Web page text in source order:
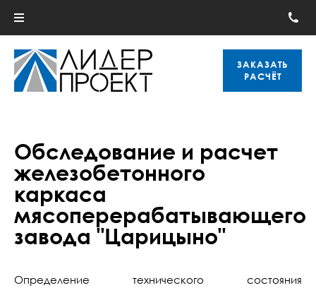
ЗАКАЗАТЬ
РАСЧЁТ
Обследование и расчет
железобетонного
каркаса
мясоперерабатывающего
завода "Царицыно"
Определение технического состояния